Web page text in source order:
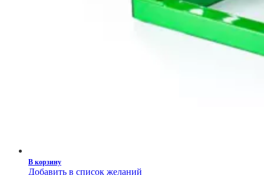
В корзину
Добавить в список желаний